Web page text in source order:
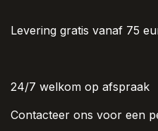
Levering gratis vanaf 75
24/7 welkom op afspraak
Contacteer ons voor een